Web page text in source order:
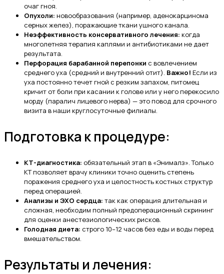
очаг гноя.
Опухоли: новообразования (например, аденокарцинома
серных желез), поражающие ткани ушного канала.
Неэффективность консервативного лечения: когда
многолетняя терапия каплями и антибиотиками не дает
результата.
Перфорация барабанной перепонки с вовлечением
среднего уха (средний и внутренний отит). Важно! Если из
уха постоянно течет гной с резким запахом, питомец
кричит от боли при касании к голове или у него перекосило
морду (паралич лицевого нерва) — это повод для срочного
визита в наши круглосуточные филиалы.
Подготовка к процедуре:
КТ-диагностика: обязательный этап в «Энималз». Только
КТ позволяет врачу клиники точно оценить степень
поражения среднего уха и целостность костных структур
перед операцией.
Анализы и ЭХО сердца: так как операция длительная и
сложная, необходим полный предоперационный скрининг
для оценки анестезиологических рисков.
Голодная диета: строго 10–12 часов без еды и воды перед
вмешательством.
Результаты и лечения: